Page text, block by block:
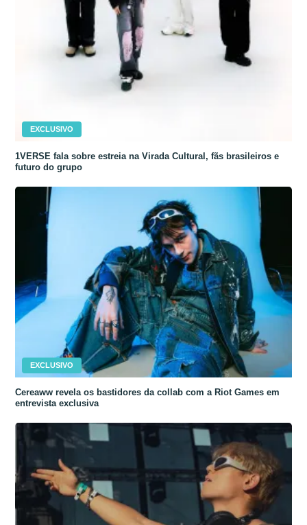
EXCLUSIVO
1VERSE fala sobre estreia na Virada Cultural, fãs brasileiros e
futuro do grupo
EXCLUSIVO
Cereaww revela os bastidores da collab com a Riot Games em
entrevista exclusiva